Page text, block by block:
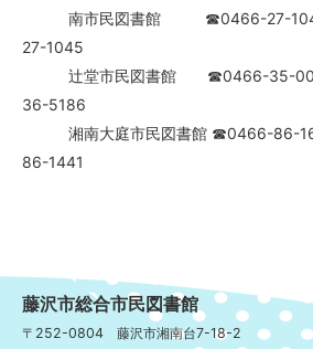
南市民図書館 ☎0466-27-1044
27-1045
辻堂市民図書館 ☎0466-35-
36-5186
湘南大庭市民図書館 ☎0466-86-
86-1441
藤沢市総合市民図書館
〒252-0804 藤沢市湘南台7-18-2